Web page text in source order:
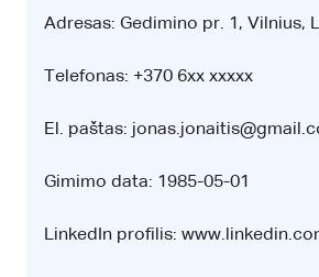
Adresas: Gedimino pr. 1, Vilnius,
Telefonas: +370 6xx xxxxx
El. paštas:
Gimimo data: 1985-05-01
LinkedIn profilis: